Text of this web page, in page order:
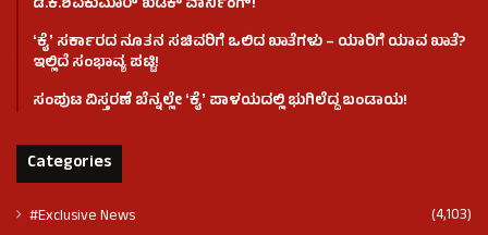
ʻಕೈʼ ಸರ್ಕಾರದ ನೂತನ ಸಚಿವರಿಗೆ ಒಲಿದ ಖಾತೆಗಳು – ಯಾರಿಗೆ ಯಾವ ಖಾತೆ?
ಇಲ್ಲಿದೆ ಸಂಭಾವ್ಯ ಪಟ್ಟಿ!
ಸಂಪುಟ ವಿಸ್ತರಣೆ ಬೆನ್ನಲ್ಲೇ ʻಕೈʼ ಪಾಳಯದಲ್ಲಿ ಭುಗಿಲೆದ್ದ ಬಂಡಾಯ!
Categories
#Exclusive News (4,103)